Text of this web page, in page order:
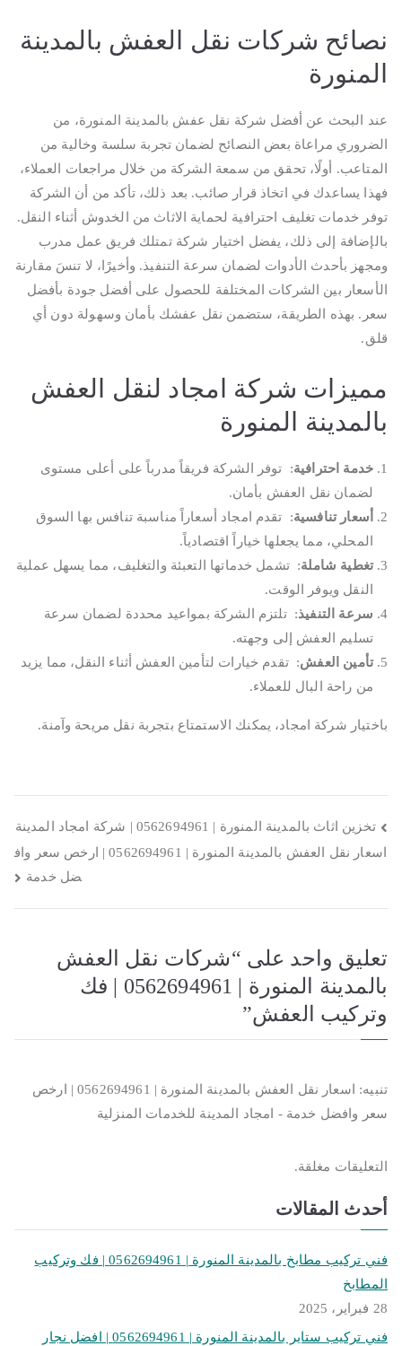
نصائح شركات نقل العفش بالمدينة
المنورة
عند البحث عن أفضل شركة نقل عفش بالمدينة المنورة، من
الضروري مراعاة بعض النصائح لضمان تجربة سلسة وخالية من
المتاعب. أولًا، تحقق من سمعة الشركة من خلال مراجعات العملاء،
فهذا يساعدك في اتخاذ قرار صائب. بعد ذلك، تأكد من أن الشركة
توفر خدمات تغليف احترافية لحماية الاثاث من الخدوش أثناء النقل.
بالإضافة إلى ذلك، يفضل اختيار شركة تمتلك فريق عمل مدرب
ومجهز بأحدث الأدوات لضمان سرعة التنفيذ. وأخيرًا، لا تنسَ مقارنة
الأسعار بين الشركات المختلفة للحصول على أفضل جودة بأفضل
سعر. بهذه الطريقة، ستضمن نقل عفشك بأمان وسهولة دون أي
قلق.
مميزات شركة امجاد لنقل العفش
بالمدينة المنورة
خدمة احترافية: توفر الشركة فريقاً مدرباً على أعلى مستوى
لضمان نقل العفش بأمان.
أسعار تنافسية: تقدم امجاد أسعاراً مناسبة تنافس بها السوق
المحلي، مما يجعلها خياراً اقتصادياً.
تغطية شاملة: تشمل خدماتها التعبئة والتغليف، مما يسهل عملية
النقل ويوفر الوقت.
سرعة التنفيذ: تلتزم الشركة بمواعيد محددة لضمان سرعة
تسليم العفش إلى وجهته.
تأمين العفش: تقدم خيارات لتأمين العفش أثناء النقل، مما يزيد
من راحة البال للعملاء.
باختيار شركة امجاد، يمكنك الاستمتاع بتجربة نقل مريحة وآمنة.
تصفّح
المقالات
تخزين اثاث بالمدينة المنورة | 0562694961 | شركة امجاد المدينة
اسعار نقل العفش بالمدينة المنورة | 0562694961 | ارخص سعر واف
ضل خدمة
تعليق واحد على “شركات نقل العفش
بالمدينة المنورة | 0562694961 | فك
وتركيب العفش”
تنبيه:
اسعار نقل العفش بالمدينة المنورة | 0562694961 | ارخص
سعر وافضل خدمة - امجاد المدينة للخدمات المنزلية
التعليقات مغلقة.
أحدث المقالات
فني تركيب مطابخ بالمدينة المنورة | 0562694961 | فك وتركيب
المطابخ
28 فبراير، 2025
فني تركيب ستاير بالمدينة المنورة | 0562694961 | افضل نجار